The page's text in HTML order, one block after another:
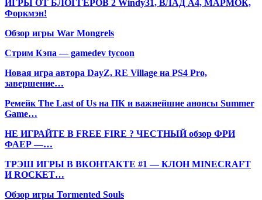
ИГРЫ ОТ БЛОГГЕРОВ 2 Windy31, ВЛАД A4, МАРМОК,
Форкмэн!
Обзор игры War Mongrels
Стрим Кэпа — gamedev tycoon
Новая игра автора DayZ, RE Village на PS4 Pro,
завершение…
Ремейк The Last of Us на ПК и важнейшие анонсы Summer
Game…
НЕ ИГРАЙТЕ В FREE FIRE ? ЧЕСТНЫЙ обзор ФРИ
ФАЕР —…
ТРЭШ ИГРЫ В ВКОНТАКТЕ #1 — КЛОН MINECRAFT
И ROCKET…
Обзор игры Tormented Souls